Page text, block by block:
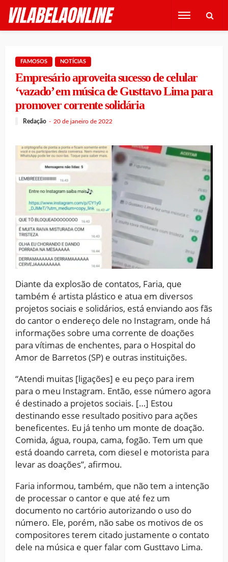
FAMOSOS NOTÍCIAS
Empresário aproveita sucesso de celular
‘vazado’ em música de Gusttavo Lima para
promover corrente solidária
Redação 20 de janeiro de 2022
Diante da explosão de contatos, Faria, que
também é artista plástico e atua em diversos
projetos sociais e solidários, está enviando aos fãs
do cantor o endereço dele no Instagram, onde há
informações sobre uma corrente de doações
para vítimas de enchentes, para o Hospital do
Amor de Barretos (SP) e outras instituições.
“Atendi muitas [ligações] e eu peço para irem
para o meu Instagram. Então, esse número agora
é destinado a projetos sociais. […] Estou
destinando esse resultado positivo para ações
beneficentes. Eu já tenho um monte de doação.
Comida, água, roupa, cama, fogão. Tem um que
está doando carreta, com diesel e motorista para
levar as doações”, afirmou.
Faria informou, também, que não tem a intenção
de processar o cantor e que até fez um
documento no cartório autorizando o uso do
número. Ele, porém, não sabe os motivos de os
compositores terem citado justamente o contato
dele na música e quer falar com Gusttavo Lima.